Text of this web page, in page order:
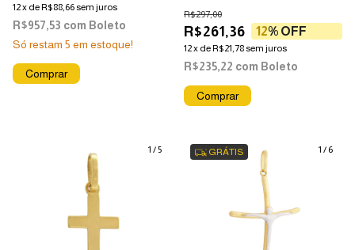
12x deR$88,66sem juros
R$957,53 com Boleto
Só restam 5 em estoque!
R$261,36
R$297,00
12% OFF
12x deR$21,78sem juros
R$235,22 com Boleto
1 /5 1 / 6
GRÁTIS